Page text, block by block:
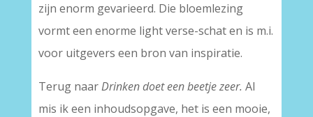
zijn enorm gevarieerd. Die bloemlezing
vormt een enorme light verse-schat en is m.i.
voor uitgevers een bron van inspiratie.
Terug naarDrinken doet een beetje zeer. Al
mis ik een inhoudsopgave, het is een mooie,